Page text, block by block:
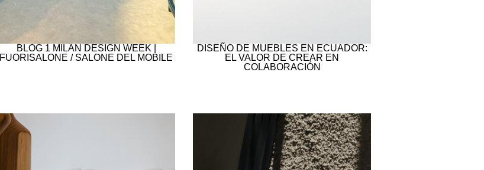
BLOG 1 MILAN DESIGN WEEK |
FUORISALONE / SALONE DEL MOBILE
DISEÑO DE MUEBLES EN ECUADOR:
EL VALOR DE CREAR EN
COLABORACIÓN